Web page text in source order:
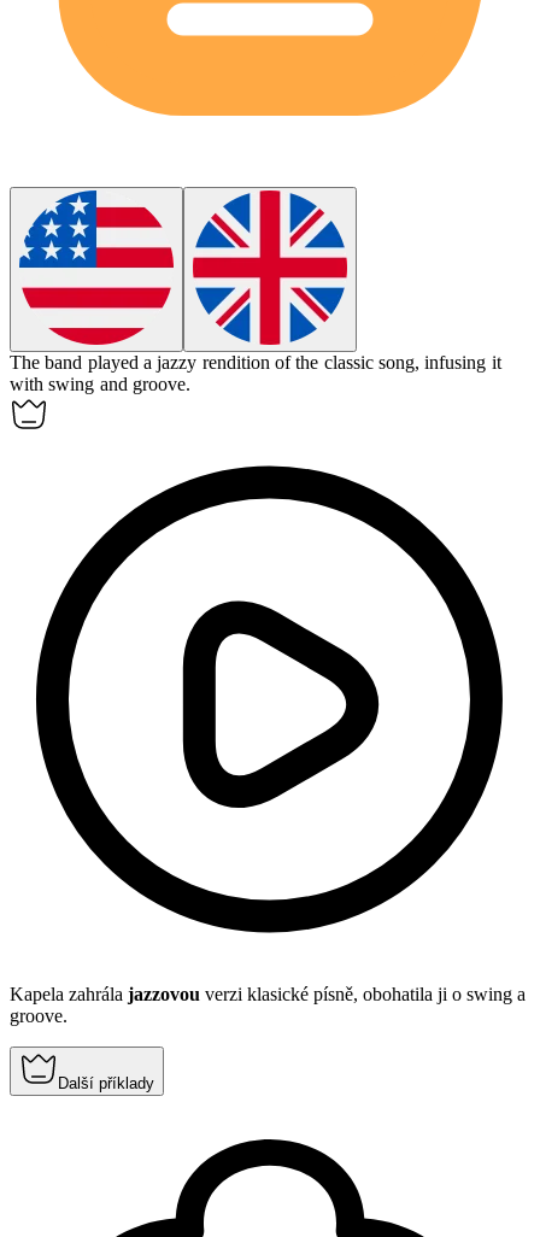
The band played ajazzy rendition of the classic song, infusing it
with swing and groove.
Kapela zahrála jazzovou verzi klasické písně, obohatila ji o swing a
groove.
Další příklady